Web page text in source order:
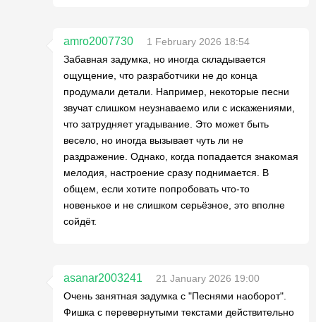
amro2007730
1 February 2026 18:54
Забавная задумка, но иногда складывается
ощущение, что разработчики не до конца
продумали детали. Например, некоторые песни
звучат слишком неузнаваемо или с искажениями,
что затрудняет угадывание. Это может быть
весело, но иногда вызывает чуть ли не
раздражение. Однако, когда попадается знакомая
мелодия, настроение сразу поднимается. В
общем, если хотите попробовать что-то
новенькое и не слишком серьёзное, это вполне
сойдёт.
asanar2003241
21 January 2026 19:00
Очень занятная задумка с "Песнями наоборот".
Фишка с перевернутыми текстами действительно